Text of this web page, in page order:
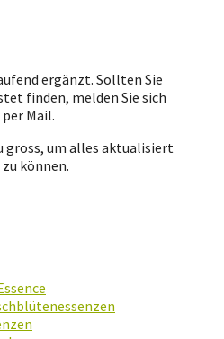
ergänzt. Sollten Sie
finden, melden Sie sich
Mail.
gross, um alles aktualisiert
können.